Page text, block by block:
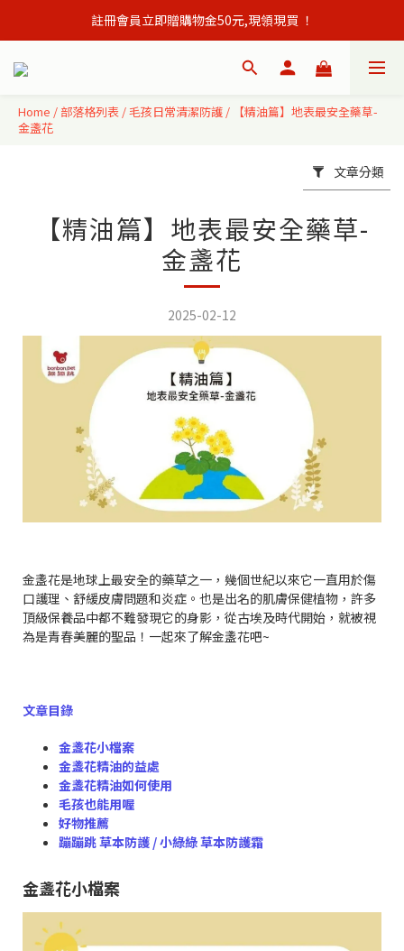
會員單筆訂單滿500元免運出貨！
註冊會員立即贈購物金50元,現領現買 ！
會員單筆訂單滿500元免運出貨！
Home / 部落格列表 /毛孩日常清潔防護 / 【精油篇】地表最安全藥草-
金盞花
文章分類
【精油篇】地表最安全藥草-
金盞花
2025-02-12
金盞花是地球上最安全的藥草之一，幾個世紀以來它一直用於傷
口護理、舒緩皮膚問題和炎症。也是出名的肌膚保健植物，許多
頂級保養品中都不難發現它的身影，從古埃及時代開始，就被視
為是青春美麗的聖品！一起來了解金盞花吧~
文章目錄
金盞花小檔案
金盞花精油的益處
金盞花精油如何使用
毛孩也能用喔
好物推薦
蹦蹦跳 草本防護 / 小綠綠 草本防護霜
金盞花小檔案